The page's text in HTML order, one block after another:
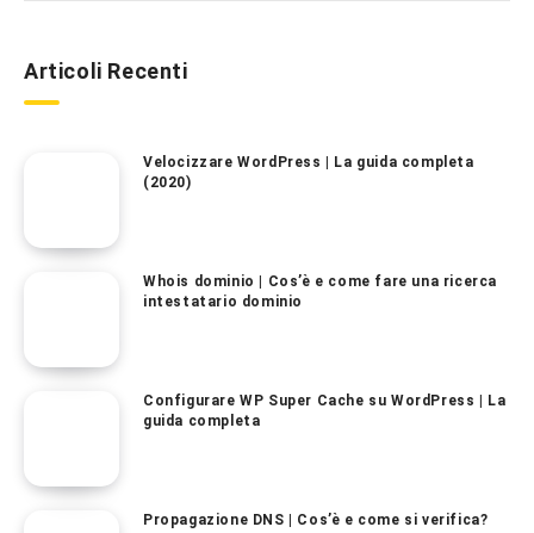
Articoli Recenti
Velocizzare WordPress | La guida completa
(2020)
Whois dominio | Cos’è e come fare una ricerca
intestatario dominio
Configurare WP Super Cache su WordPress | La
guida completa
Propagazione DNS | Cos’è e come si verifica?